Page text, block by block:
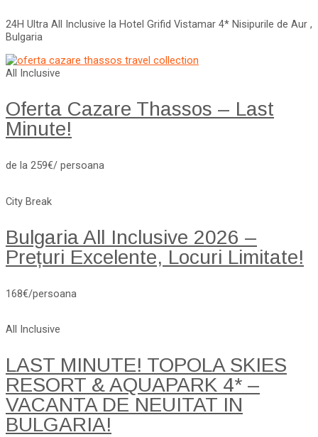
24H Ultra All Inclusive la Hotel Grifid Vistamar 4* Nisipurile de Aur ,
Bulgaria
All Inclusive
Oferta Cazare Thassos – Last
Minute!
de la 259€/ persoana
City Break
Bulgaria All Inclusive 2026 –
Prețuri Excelente, Locuri Limitate!
168€/persoana
All Inclusive
LAST MINUTE! TOPOLA SKIES
RESORT & AQUAPARK 4* –
VACANTA DE NEUITAT IN
BULGARIA!